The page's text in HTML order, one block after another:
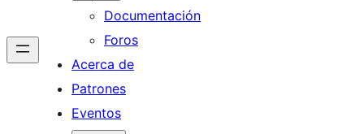
Documentación
Foros
Acerca de
Patrones
Eventos